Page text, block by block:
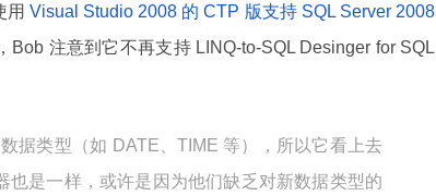
用 Visual Studio 2008 的 CTP 版支持 SQL Server 2008
注意到它不再支持 LINQ-to-SQL Desinger for SQL
据类型（如 DATE、TIME 等），所以它看上去
也是一样，或许是因为他们缺乏对新数据类型的